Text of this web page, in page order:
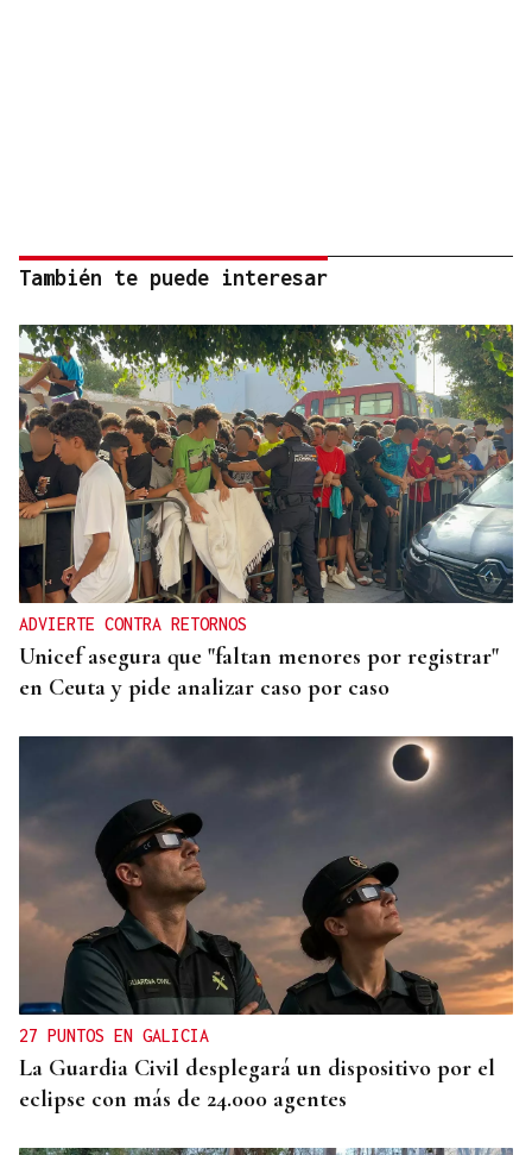
También te puede interesar
ADVIERTE CONTRA RETORNOS
Unicef asegura que "faltan menores por registrar"
en Ceuta y pide analizar caso por caso
27 PUNTOS EN GALICIA
La Guardia Civil desplegará un dispositivo por el
eclipse con más de 24.000 agentes